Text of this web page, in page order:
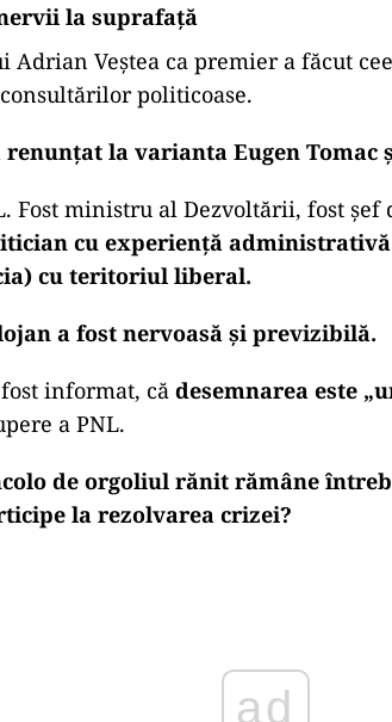
la suprafață
Adrian Veștea ca premier a făcut
politicoase.
renunțat la varianta Eugen Tomac
Fost ministru al Dezvoltării, fost șef
cu experiență administrativă
cu teritoriul liberal.
a fost nervoasă și previzibilă.
informat, că desemnarea este
a PNL.
de orgoliul rănit rămâne
la rezolvarea crizei?
ad